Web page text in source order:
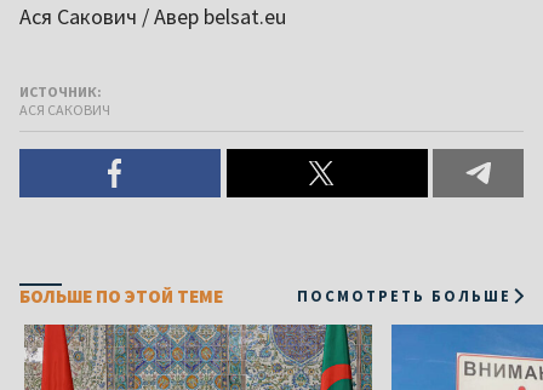
Ася Сакович / Авер belsat.eu
ИСТОЧНИК:
АСЯ САКОВИЧ
БОЛЬШЕ ПО ЭТОЙ ТЕМЕ ПОСМОТРЕТЬ БОЛЬШЕ